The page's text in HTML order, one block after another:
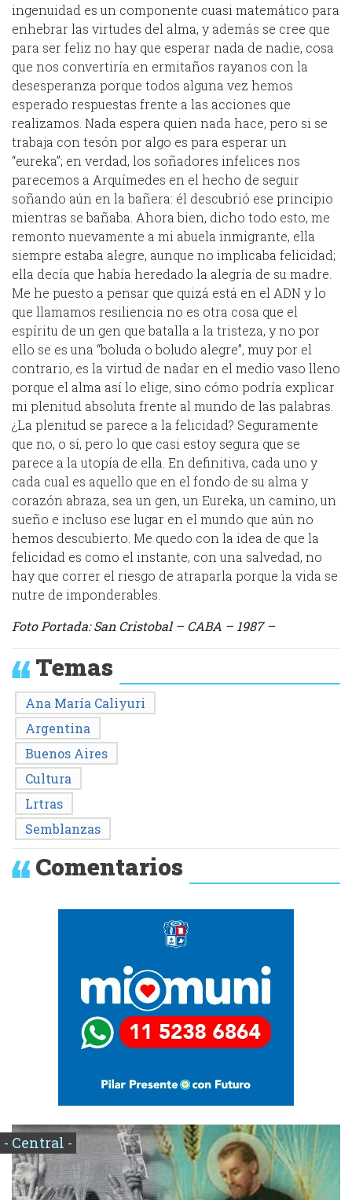
ingenuidad es un componente cuasi matemático para
enhebrar las virtudes del alma, y además se cree que
para ser feliz no hay que esperar nada de nadie, cosa
que nos convertiría en ermitaños rayanos con la
desesperanza porque todos alguna vez hemos
esperado respuestas frente a las acciones que
realizamos. Nada espera quien nada hace, pero si se
trabaja con tesón por algo es para esperar un
“eureka”; en verdad, los soñadores infelices nos
parecemos a Arquímedes en el hecho de seguir
soñando aún en la bañera: él descubrió ese principio
mientras se bañaba. Ahora bien, dicho todo esto, me
remonto nuevamente a mi abuela inmigrante, ella
siempre estaba alegre, aunque no implicaba felicidad;
ella decía que había heredado la alegría de su madre.
Me he puesto a pensar que quizá está en el ADN y lo
que llamamos resiliencia no es otra cosa que el
espíritu de un gen que batalla a la tristeza, y no por
ello se es una “boluda o boludo alegre”, muy por el
contrario, es la virtud de nadar en el medio vaso lleno
porque el alma así lo elige, sino cómo podría explicar
mi plenitud absoluta frente al mundo de las palabras.
¿La plenitud se parece a la felicidad? Seguramente
que no, o sí, pero lo que casi estoy segura que se
parece a la utopía de ella. En definitiva, cada uno y
cada cual es aquello que en el fondo de su alma y
corazón abraza, sea un gen, un Eureka, un camino, un
sueño e incluso ese lugar en el mundo que aún no
hemos descubierto. Me quedo con la idea de que la
felicidad es como el instante, con una salvedad, no
hay que correr el riesgo de atraparla porque la vida se
nutre de imponderables.
Foto Portada: San Cristobal – CABA – 1987 –
Temas
Ana María Caliyuri
Argentina
Buenos Aires
Cultura
Lrtras
Semblanzas
Comentarios
- Central -